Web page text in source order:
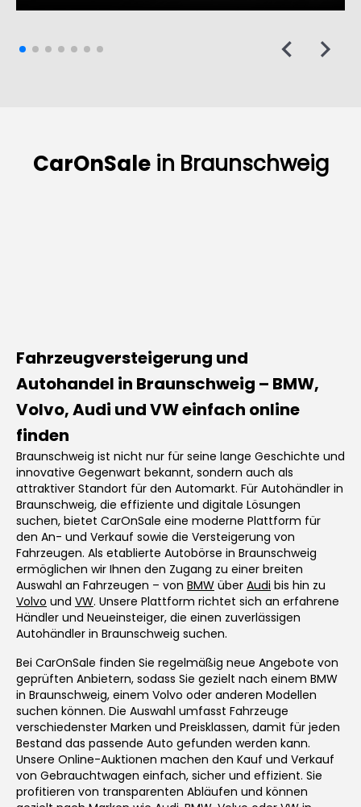
CarOnSale in Braunschweig
Fahrzeugversteigerung und
Autohandel in Braunschweig – BMW,
Volvo, Audi und VW einfach online
finden
Braunschweig ist nicht nur für seine lange Geschichte und
innovative Gegenwart bekannt, sondern auch als
attraktiver Standort für den Automarkt. Für Autohändler in
Braunschweig, die effiziente und digitale Lösungen
suchen, bietet CarOnSale eine moderne Plattform für
den An- und Verkauf sowie die Versteigerung von
Fahrzeugen. Als etablierte Autobörse in Braunschweig
ermöglichen wir Ihnen den Zugang zu einer breiten
Auswahl an Fahrzeugen – von BMW über Audi bis hin zu
Volvo und VW. Unsere Plattform richtet sich an erfahrene
Händler und Neueinsteiger, die einen zuverlässigen
Autohändler in Braunschweig suchen.
Bei CarOnSale finden Sie regelmäßig neue Angebote von
geprüften Anbietern, sodass Sie gezielt nach einem BMW
in Braunschweig, einem Volvo oder anderen Modellen
suchen können. Die Auswahl umfasst Fahrzeuge
verschiedenster Marken und Preisklassen, damit für jeden
Bestand das passende Auto gefunden werden kann.
Unsere Online-Auktionen machen den Kauf und Verkauf
von Gebrauchtwagen einfach, sicher und effizient. Sie
profitieren von transparenten Abläufen und können